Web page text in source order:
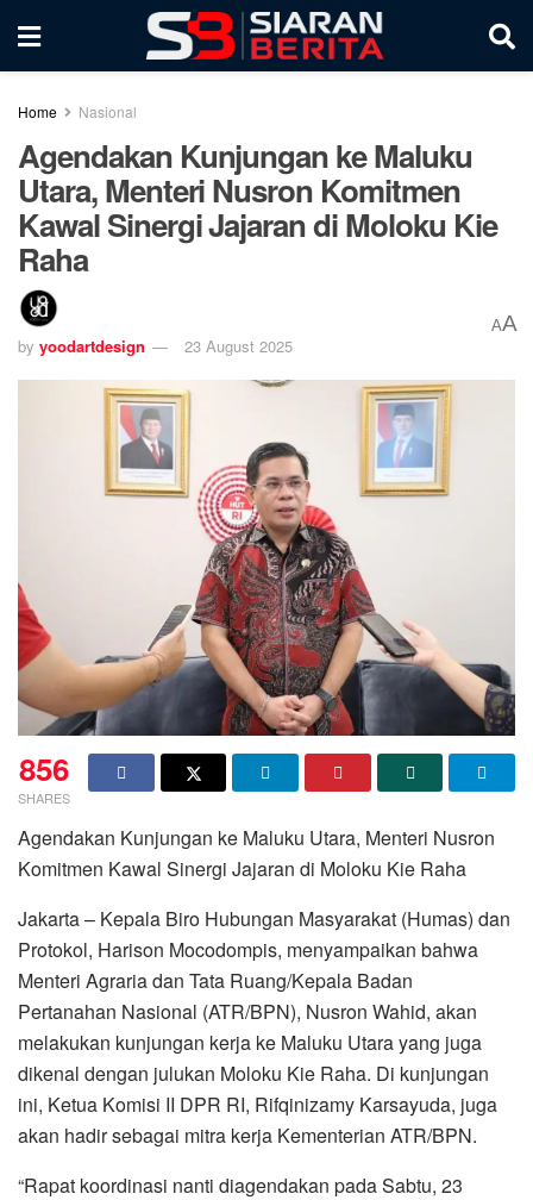
Home Nasional
Agendakan Kunjungan ke Maluku
Utara, Menteri Nusron Komitmen
Kawal Sinergi Jajaran di Moloku Kie
Raha
by yoodartdesign 23 August 2025
AA
856
SHARES
Agendakan Kunjungan ke Maluku Utara, Menteri Nusron
Komitmen Kawal Sinergi Jajaran di Moloku Kie Raha
Jakarta – Kepala Biro Hubungan Masyarakat (Humas) dan
Protokol, Harison Mocodompis, menyampaikan bahwa
Menteri Agraria dan Tata Ruang/Kepala Badan
Pertanahan Nasional (ATR/BPN), Nusron Wahid, akan
melakukan kunjungan kerja ke Maluku Utara yang juga
dikenal dengan julukan Moloku Kie Raha. Di kunjungan
ini, Ketua Komisi II DPR RI, Rifqinizamy Karsayuda, juga
akan hadir sebagai mitra kerja Kementerian ATR/BPN.
“Rapat koordinasi nanti diagendakan pada Sabtu, 23